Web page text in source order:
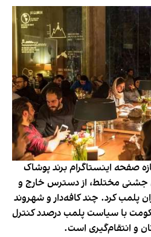
صفحه اینستاگرام برند پوشاک
جشنی مختلط، از دسترس خارج و
پلمب کرد. چند کافه‌‌دار و شهروند
با سیاست پلمب درصدد کنترل
و انتقام‌گیری است.